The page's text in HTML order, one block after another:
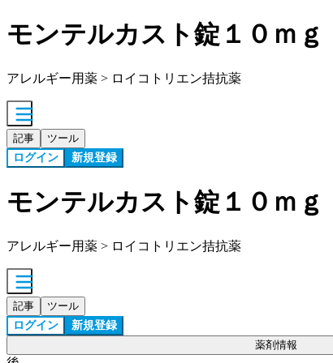
モンテルカスト錠１０ｍｇ
アレルギー用薬 > ロイコトリエン拮抗薬
記事 ツール
ログイン 新規登録
モンテルカスト錠１０ｍｇ
アレルギー用薬 > ロイコトリエン拮抗薬
記事 ツール
ログイン 新規登録
薬剤情報